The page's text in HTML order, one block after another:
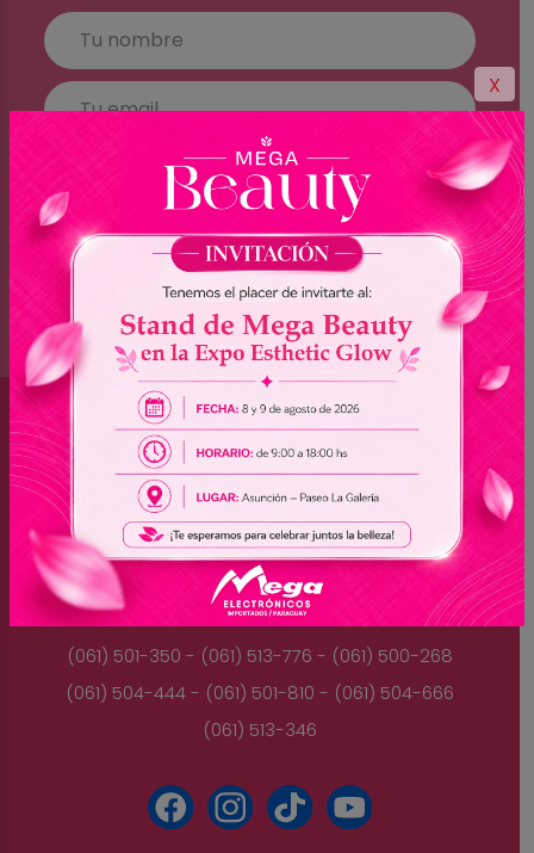
X
Brasil
(045) 3528-9053 - (045) 3528-8462
(045) 3025-7072 - (045) 3025-7736
(045) 3025-7713
Paraguay
(061) 501-350 - (061) 513-776 - (061) 500-268
(061) 504-444 - (061) 501-810 - (061) 504-666
(061) 513-346